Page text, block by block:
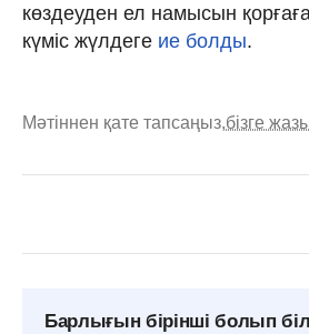
көздеуден ел намысын
күміс жүлдеге ие болды.
Мәтіннен қате тапсаңыз,бізге
Барлығын бірінші болып